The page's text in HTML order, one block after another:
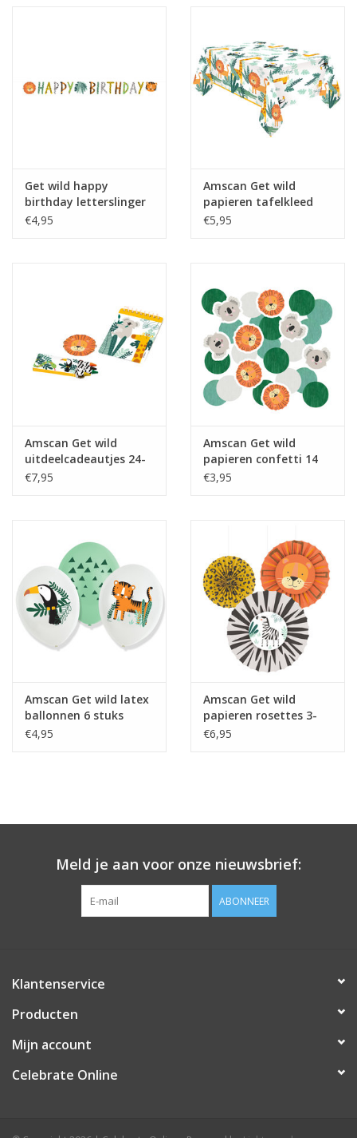
Get wild happy
birthday letterslinger
€4,95
Amscan Get wild
papieren tafelkleed
120 x 180 cm
€5,95
Amscan Get wild
uitdeelcadeautjes 24-
delig
€7,95
Amscan Get wild
papieren confetti 14
gram
€3,95
Amscan Get wild latex
ballonnen 6 stuks
€4,95
Amscan Get wild
papieren rosettes 3-
delig
€6,95
Meld je aan voor onze nieuwsbrief:
ABONNEER
Klantenservice
Producten
Mijn account
Celebrate Online